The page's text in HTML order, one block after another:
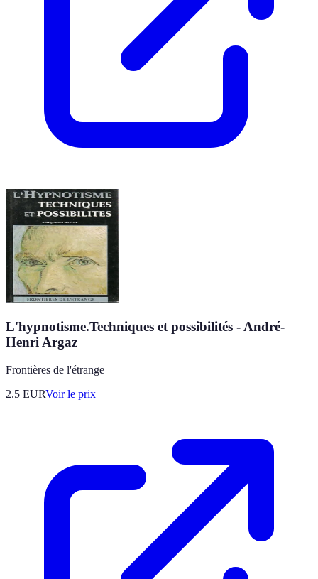
L'hypnotisme.Techniques et possibilités - André-
Henri Argaz
Frontières de l'étrange
2.5 EURVoir le prix